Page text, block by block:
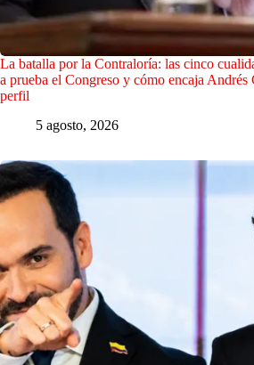
La batalla por la Contraloría: las cinco
a prueba el Congreso y cómo encaja Andrés
perfil
5 agosto, 2026